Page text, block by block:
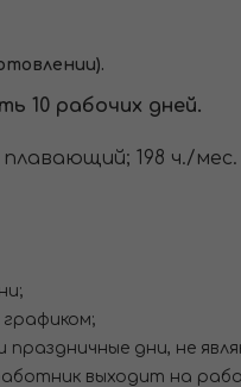
10 рабочих дней.
198 ч./мес.
праздничные дни, не
выходит на